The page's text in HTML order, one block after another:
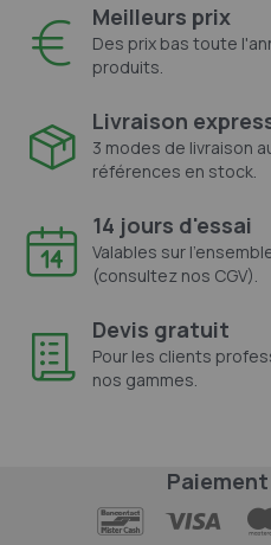
Meilleurs prix
Des prix bas toute
produits.
Livraison
3 modes de livraison
références en stock.
14 jours d'essai
Valables sur
(consultez nos CGV).
Devis gratuit
Pour les clients
nos gammes.